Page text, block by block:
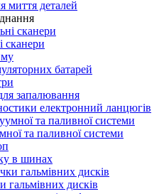
миття деталей
сканери
батарей
запалювання
електронний ланцюгів
та паливної системи
в шинах
гальмівних дисків